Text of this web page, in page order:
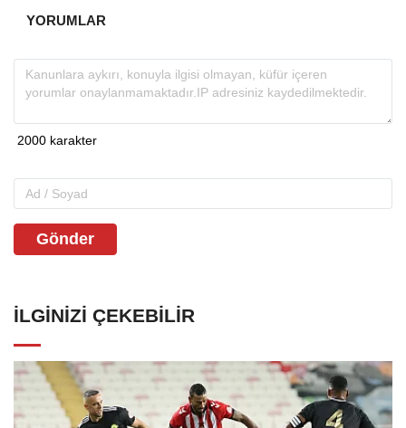
YORUMLAR
Gönder
İLGINIZI ÇEKEBILIR